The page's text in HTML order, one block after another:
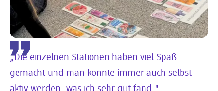
„Die einzelnen Stationen haben viel Spaß
gemacht und man konnte immer auch selbst
aktiv werden, was ich sehr gut fand."